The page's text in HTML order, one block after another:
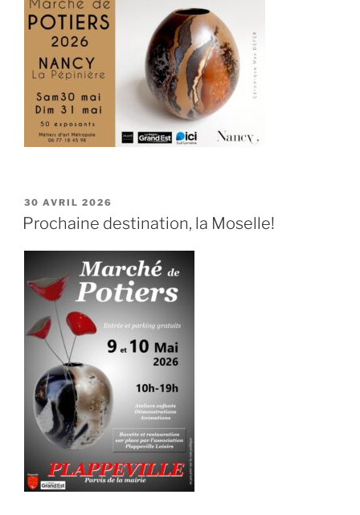
PUBLIÉ
LE
30 AVRIL 2026
Prochaine destination, la Moselle!